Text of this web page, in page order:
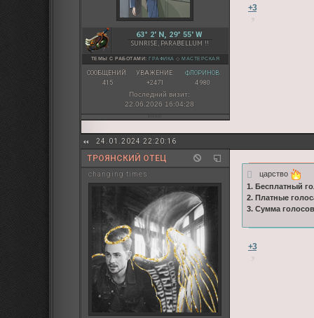
63° 2' N, 29° 55' W
SUNRISE, PARABELLUM !!
ТЕМЫ С РАБОТАМИ: ГРАФИКА ◇ МАСТЕРСКАЯ
СООБЩЕНИЙ:
415
УВАЖЕНИЕ:
+2471
ФЛОРИНОВ:
4 980
Последний визит:
22.06.2026 16:04:28
+3
24.01.2024 22:20:16
ТРОЯНСКИЙ ОТЕЦ
changing times
царство
1. Бесплатный
2. Платные
3. Сумма
+3